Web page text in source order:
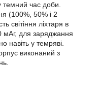
темний час доби.
(100%, 50% і 2
світіння ліхтаря в
мАг, для заряджання
навіть у темряві.
виконаний з